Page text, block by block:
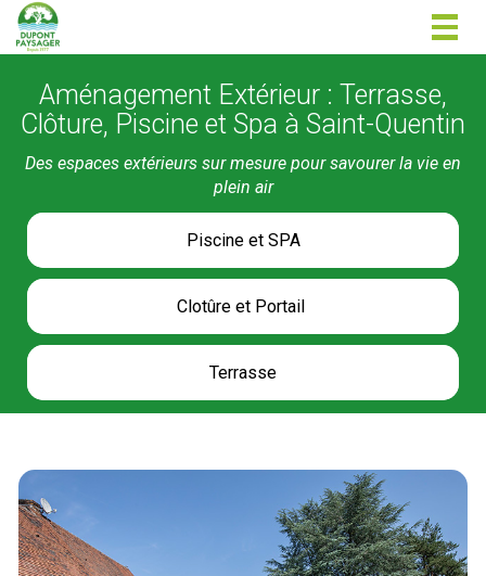
Aménagement Extérieur : Terrasse,
Clôture, Piscine et Spa à Saint-Quentin
Des espaces extérieurs sur mesure pour savourer la vie en
plein air
Piscine et SPA
Clotûre et Portail
Terrasse